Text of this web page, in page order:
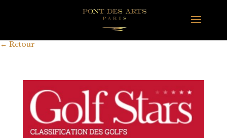
← Retour